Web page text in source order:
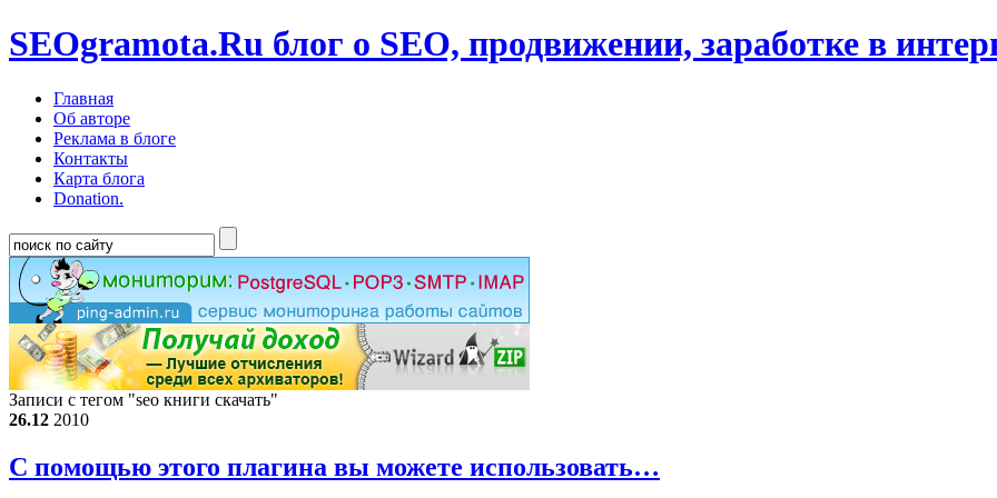
SEOgramota.Ru блог о SEO, продвижении, заработке в
Главная
Об авторе
Реклама в блоге
Контакты
Карта блога
Donation.
Записи с тегом "seo книги скачать"
26.12 2010
С помощью этого плагина вы можете использовать…